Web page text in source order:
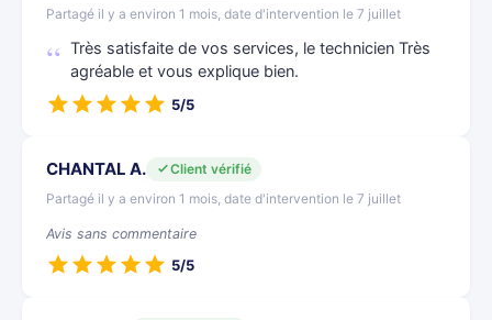
Partagé il y a environ 1 mois, date d'intervention le 7 juillet
Très satisfaite de vos services, le technicien Très
agréable et vous explique bien.
5/5
CHANTAL A.
Client vérifié
Partagé il y a environ 1 mois, date d'intervention le 7 juillet
Avis sans commentaire
5/5